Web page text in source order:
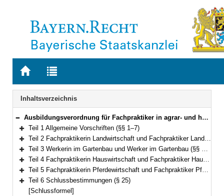
Zur
von
BAYERN.RECHT
Zur
der
letzten
Suche
Navigation
Inhaltsverzeichnis
Bereich reduzieren
Ausbildungsverordnung für Fachpraktiker in agrar- und hauswirtschaftlichen Berufen (Ausbildungsverordnung Fachpraktiker – FPrAgrHwV) Vom 1. Juni 2018 (GVBl. S. 400) BayRS 7803-27-L (§§ 1–25)
Bereich erweitern
Teil 1 Allgemeine Vorschriften (§§ 1–7)
Bereich erweitern
Teil 2 Fachpraktikerin Landwirtschaft und Fachpraktiker Landwirtschaft (§§ 8–11)
Bereich erweitern
Teil 3 Werkerin im Gartenbau und Werker im Gartenbau (§§ 12–15)
Bereich erweitern
Teil 4 Fachpraktikerin Hauswirtschaft und Fachpraktiker Hauswirtschaft (§§ 16–20)
Bereich erweitern
Teil 5 Fachpraktikerin Pferdewirtschaft und Fachpraktiker Pferdewirtschaft (§§ 21–24)
Bereich erweitern
Teil 6 Schlussbestimmungen (§ 25)
[Schlussformel]